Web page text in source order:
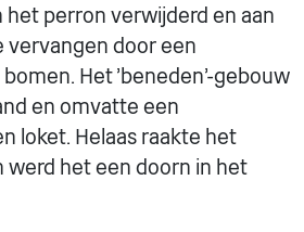
perron verwijderd en aan
vervangen door een
Het 'beneden'-gebouw
en omvatte een
loket. Helaas raakte het
werd het een doorn in het